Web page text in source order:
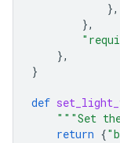
},
},
},
}
def
"""Set
return {